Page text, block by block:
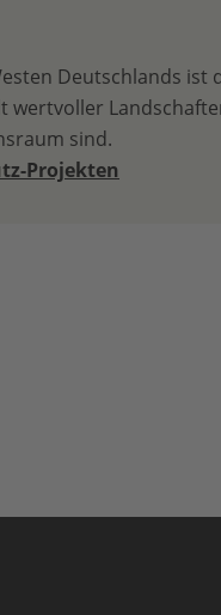
Deutschlands ist
wertvoller
sind.
Projekten